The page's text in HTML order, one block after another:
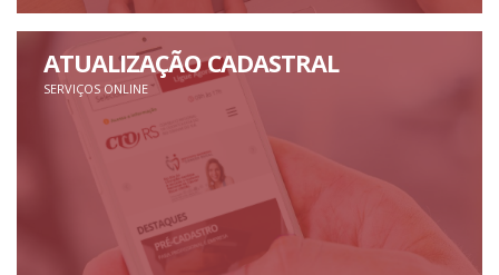
ATUALIZAÇÃO CADASTRAL
SERVIÇOS ONLINE